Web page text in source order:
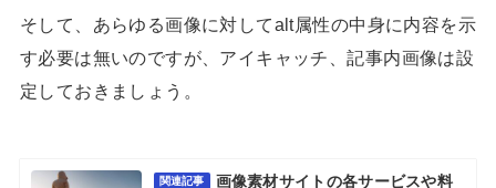
そして、あらゆる画像に対してalt属性の中身に内容を示
す必要は無いのですが、アイキャッチ、記事内画像は設
定しておきましょう。
関連記事
画像素材サイトの各サービスや料